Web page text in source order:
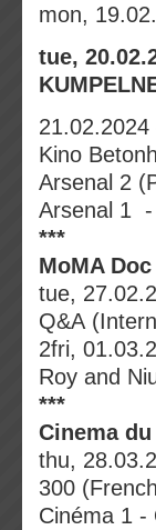
mon,
tue, 20
Kino
Arsenal 2
Arsenal 1 -
***
MoMA
tue,
Q&A
2fri,
Roy and
***
Cinema du
thu,
300
Cinéma 1 -